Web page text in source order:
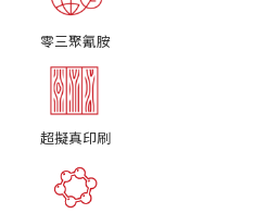
零三聚氰胺
超擬真印刷